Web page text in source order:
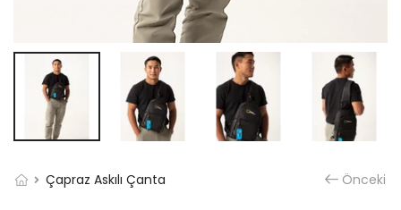
Çapraz Askılı Çanta Önceki